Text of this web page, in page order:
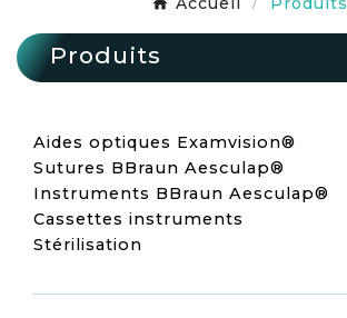
Produits
Aides optiques Examvision®
Sutures BBraun Aesculap®
Instruments BBraun Aesculap®
Cassettes instruments
Stérilisation